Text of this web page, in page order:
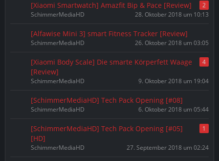
[Xiaomi Smartwatch] Amazfit Bip & Pace [Review]
2
SchimmerMediaHD
28. Oktober 2018 um 10:13
[Alfawise Mini 3] smart Fitness Tracker [Review]
SchimmerMediaHD 26. Oktober 2018 um 03:05
[Xiaomi Body Scale] Die smarte Körperfett Waage
[Review]
4
SchimmerMediaHD 9. Oktober 2018 um 19:04
[SchimmerMediaHD] Tech Pack Opening [#08]
SchimmerMediaHD 6. Oktober 2018 um 05:44
[SchimmerMediaHD] Tech Pack Opening [#05]
[HD]
1
SchimmerMediaHD 27. September 2018 um 02:24